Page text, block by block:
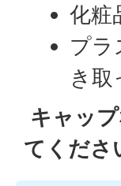
化粧
プラ
き
キャッ
てくださ